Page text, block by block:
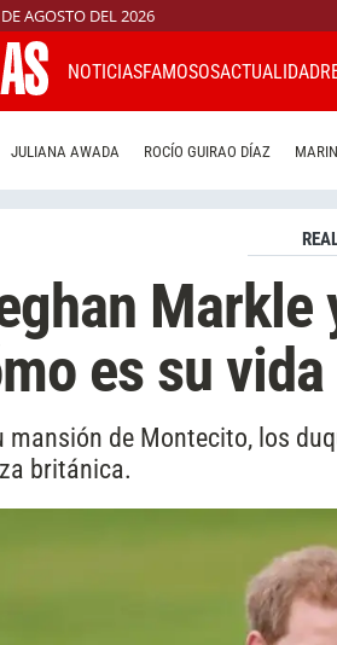
DE AGOSTO DEL 2026
NOTICIASFAMOSOSACTUALIDAD
JULIANA AWADA ROCÍO GUIRAO DÍAZ
Markle
es su
mansión de Montecito, los
británica.